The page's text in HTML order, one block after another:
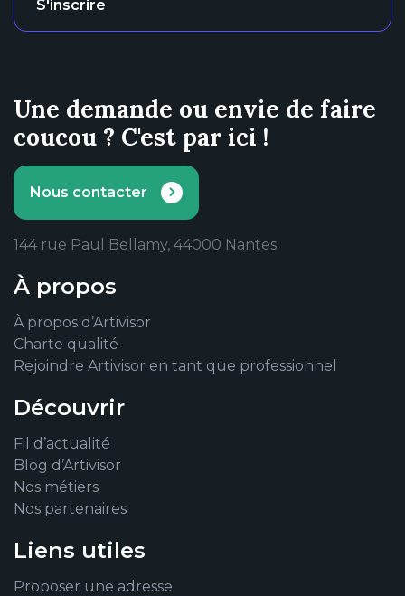
S'inscrire
Une demande ou envie de faire
coucou ? C'est par ici !
Nous contacter
144 rue Paul Bellamy, 44000 Nantes
À propos
À propos d’Artivisor
Charte qualité
Rejoindre Artivisor en tant que professionnel
Découvrir
Fil d’actualité
Blog d’Artivisor
Nos métiers
Nos partenaires
Liens utiles
Proposer une adresse